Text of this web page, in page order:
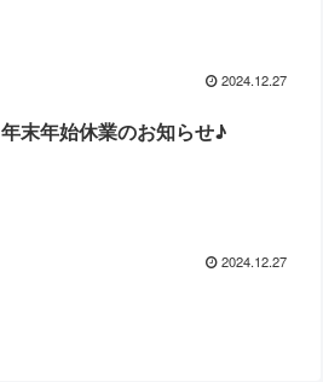
2024.12.27
年末年始休業のお知らせ♪
2024.12.27